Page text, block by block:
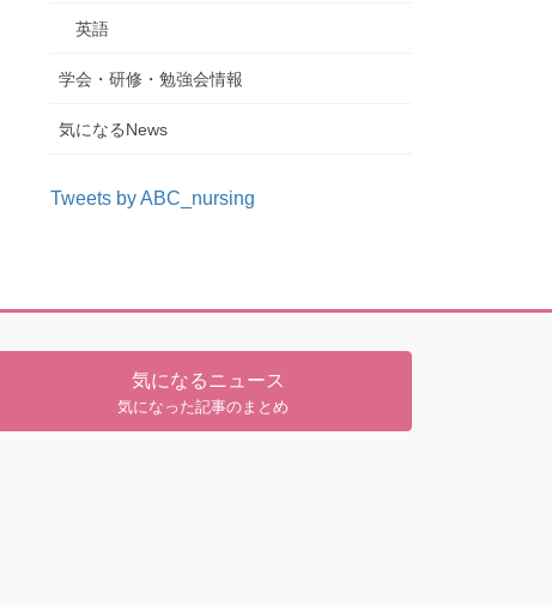
英語
学会・研修・勉強会情報
気になるNews
Tweets by ABC_nursing
気になるニュース
気になった記事のまとめ